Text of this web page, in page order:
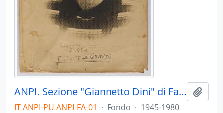
ANPI. Sezione "Giannetto Dini" di Fano
IT ANPI-PU ANPI-FA-01 · Fondo · 1945-1980